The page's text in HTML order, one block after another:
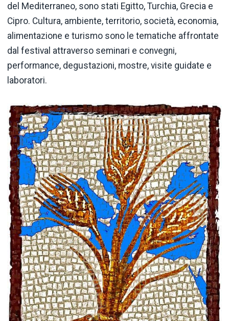
del Mediterraneo, sono stati Egitto, Turchia, Grecia e
Cipro. Cultura, ambiente, territorio, società, economia,
alimentazione e turismo sono le tematiche affrontate
dal festival attraverso seminari e convegni,
performance, degustazioni, mostre, visite guidate e
laboratori.